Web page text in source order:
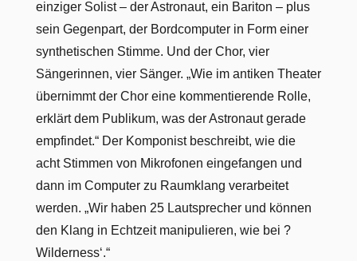
einziger Solist – der Astronaut, ein Bariton – plus
sein Gegenpart, der Bordcomputer in Form einer
synthetischen Stimme. Und der Chor, vier
Sängerinnen, vier Sänger. „Wie im antiken Theater
übernimmt der Chor eine kommentierende Rolle,
erklärt dem Publikum, was der Astronaut gerade
empfindet.“ Der Komponist beschreibt, wie die
acht Stimmen von Mikrofonen eingefangen und
dann im Computer zu Raumklang verarbeitet
werden. „Wir haben 25 Lautsprecher und können
den Klang in Echtzeit manipulieren, wie bei ?
Wilderness‘.“